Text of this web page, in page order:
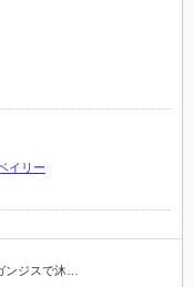
イリー
ンジスで沐…